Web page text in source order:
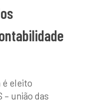
é eleito
– união das